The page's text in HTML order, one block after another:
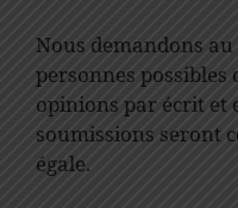
Nous demandons
personnes possibles
opinions par écrit et
soumissions seront
égale.